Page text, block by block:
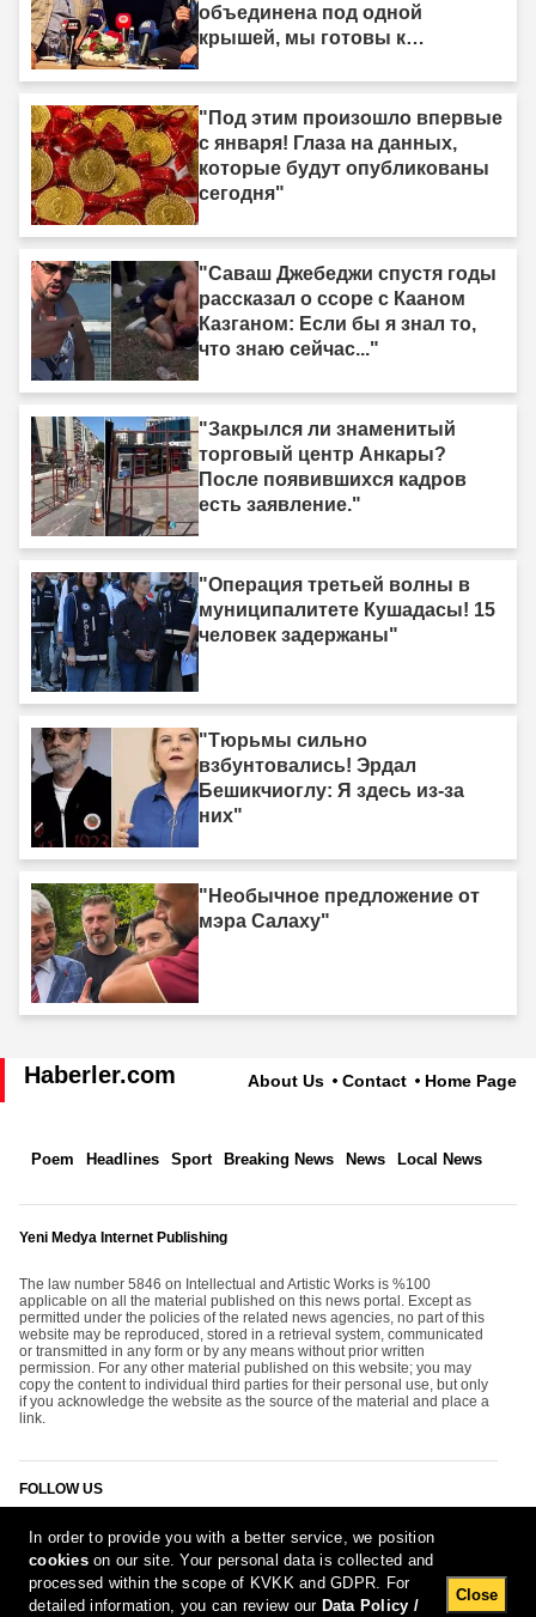
объединена под одной
крышей, мы готовы к
регулированию"
"Под этим произошло впервые
с января! Глаза на данных,
которые будут опубликованы
сегодня"
"Саваш Джебеджи спустя годы
рассказал о ссоре с Кааном
Казганом: Если бы я знал то,
что знаю сейчас..."
"Закрылся ли знаменитый
торговый центр Анкары?
После появившихся кадров
есть заявление."
"Операция третьей волны в
муниципалитете Кушадасы! 15
человек задержаны"
"Тюрьмы сильно
взбунтовались! Эрдал
Бешикчиоглу: Я здесь из-за
них"
"Необычное предложение от
мэра Салаху"
Haberler.com About Us Contact Home Page
Poem Headlines Sport Breaking News News Local News
Yeni Medya Internet Publishing
The law number 5846 on Intellectual and Artistic Works is %100
applicable on all the material published on this news portal. Except as
permitted under the policies of the related news agencies, no part of this
website may be reproduced, stored in a retrieval system, communicated
or transmitted in any form or by any means without prior written
permission. For any other material published on this website; you may
copy the content to individual third parties for their personal use, but only
if you acknowledge the website as the source of the material and place a
link.
FOLLOW US
In order to provide you with a better service, we position
cookieson our site. Your personal data is collected and
processed within the scope of KVKK and GDPR. For
detailed information, you can review our Data Policy /
Close